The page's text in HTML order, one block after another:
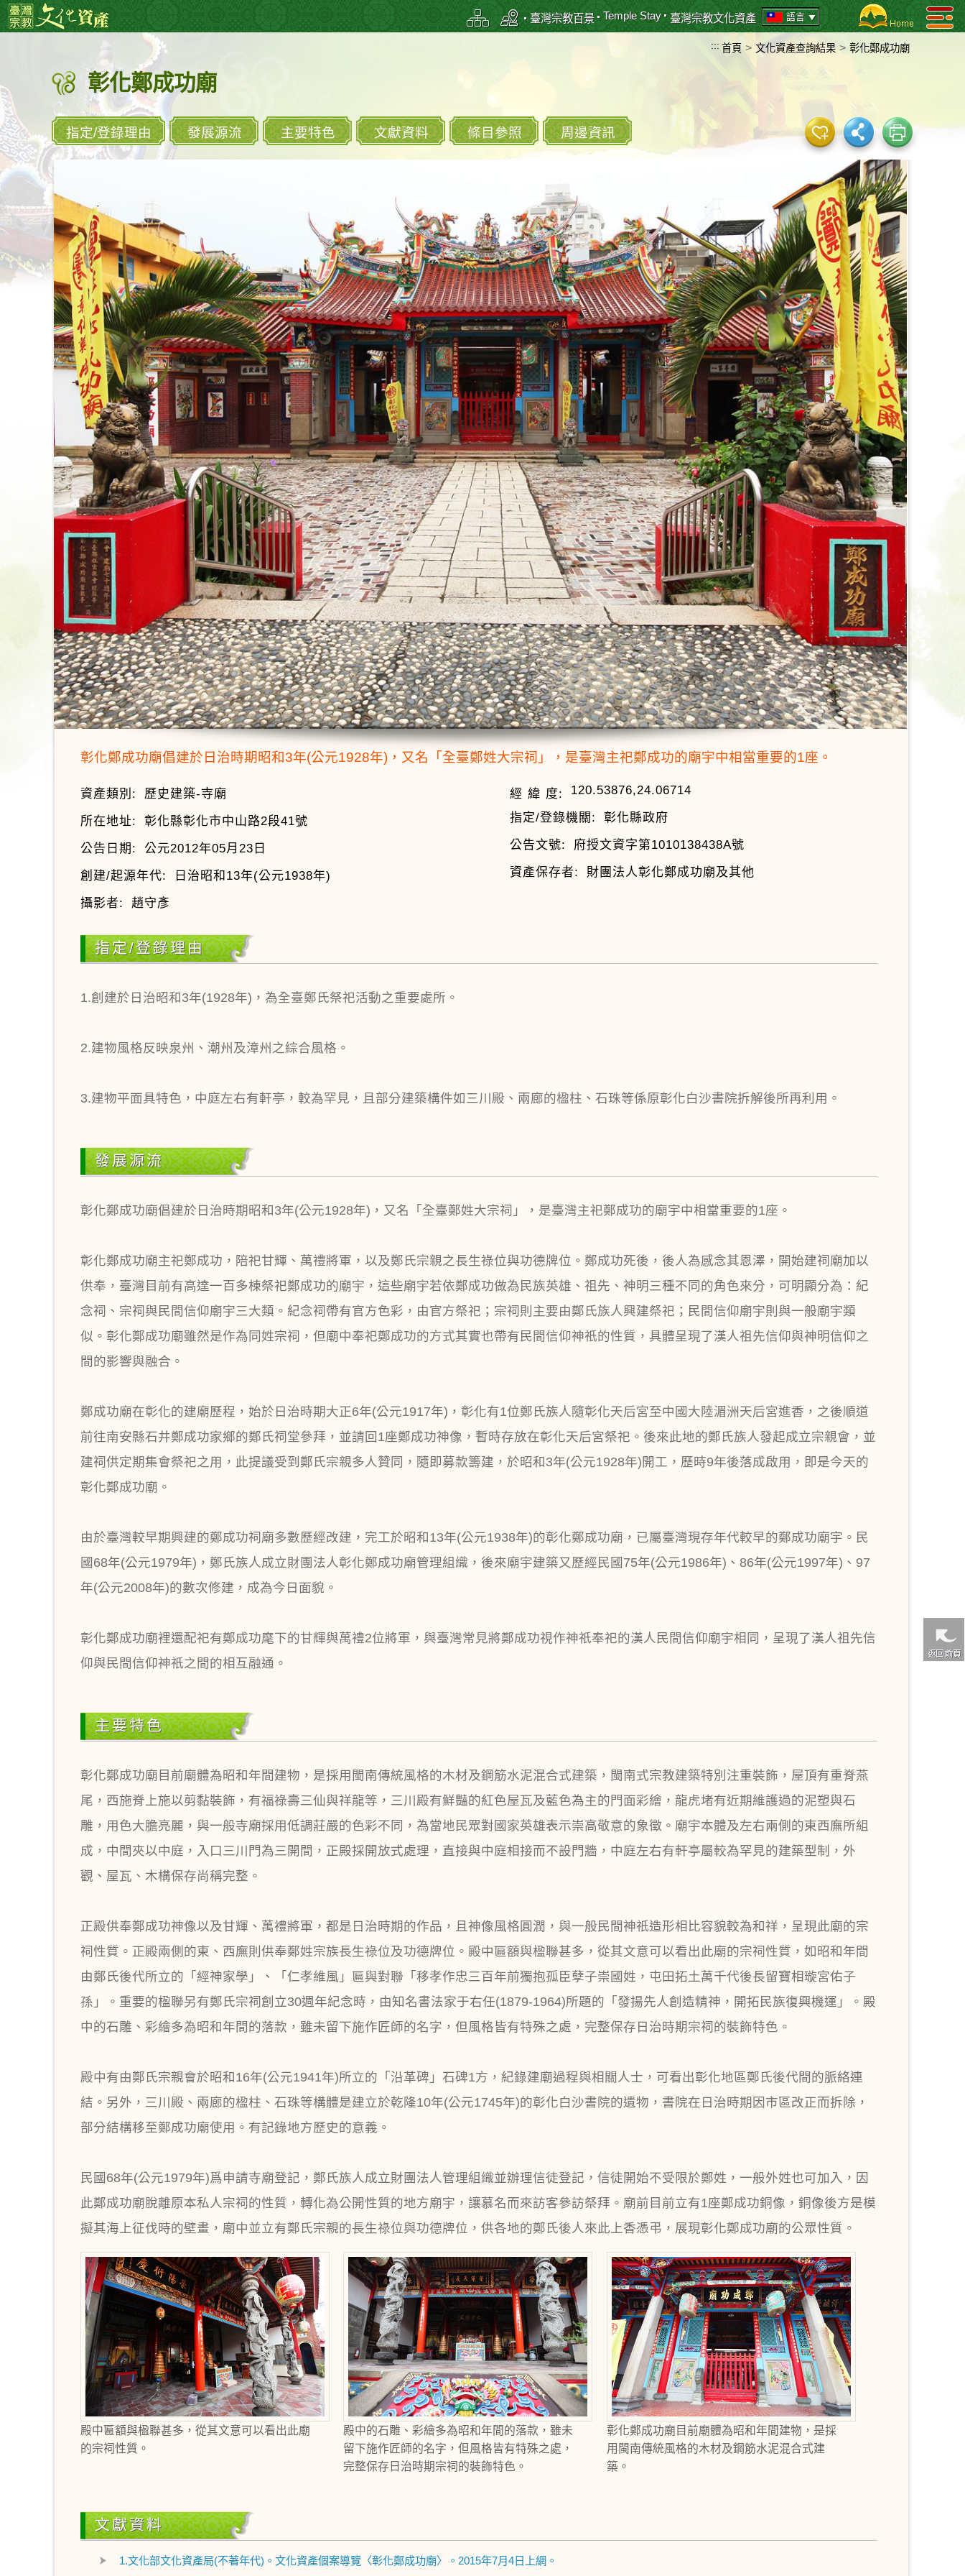
跳
到
容
區
塊
::: 臺灣宗教百景 Temple Stay 臺灣宗教文化資產 語言
::: 首頁 > 文化資產查詢結果 > 彰化鄭成功廟
彰化鄭成功廟
指定/登錄理由 發展源流 主要特色 文獻資料 條目參照 周邊資訊
彰化鄭成功廟倡建於日治時期昭和3年(公元1928年)，又名「全臺鄭姓大宗祠」，是臺灣主祀鄭成功的廟宇中相當重要的1座。
資產類別:
歷史建築-寺廟
所在地址:
彰化縣彰化市中山路2段41號
公告日期:
公元2012年05月23日
創建/起源年代:
日治昭和13年(公元1938年)
攝影者:
趙守彥
經 緯 度:
120.53876,24.06714
指定/登錄機關:
彰化縣政府
公告文號:
府授文資字第1010138438A號
資產保存者:
財團法人彰化鄭成功廟及其他
指定/登錄理由
1.創建於日治昭和3年(1928年)，為全臺鄭氏祭祀活動之重要處所。
2.建物風格反映泉州、潮州及漳州之綜合風格。
3.建物平面具特色，中庭左右有軒亭，較為罕見，且部分建築構件如三川殿、兩廊的楹柱、石珠等係原彰化白沙書院拆解後所再利用。
發展源流
彰化鄭成功廟倡建於日治時期昭和3年(公元1928年)，又名「全臺鄭姓大宗祠」，是臺灣主祀鄭成功的廟宇中相當重要的1座。
彰化鄭成功廟主祀鄭成功，陪祀甘輝、萬禮將軍，以及鄭氏宗親之長生祿位與功德牌位。鄭成功死後，後人為感念其恩澤，開始建祠廟加以
供奉，臺灣目前有高達一百多棟祭祀鄭成功的廟宇，這些廟宇若依鄭成功做為民族英雄、祖先、神明三種不同的角色來分，可明顯分為：紀
念祠、宗祠與民間信仰廟宇三大類。紀念祠帶有官方色彩，由官方祭祀；宗祠則主要由鄭氏族人興建祭祀；民間信仰廟宇則與一般廟宇類
似。彰化鄭成功廟雖然是作為同姓宗祠，但廟中奉祀鄭成功的方式其實也帶有民間信仰神祇的性質，具體呈現了漢人祖先信仰與神明信仰之
間的影響與融合。
鄭成功廟在彰化的建廟歷程，始於日治時期大正6年(公元1917年)，彰化有1位鄭氏族人隨彰化天后宮至中國大陸湄洲天后宮進香，之後順道
前往南安縣石井鄭成功家鄉的鄭氏祠堂參拜，並請回1座鄭成功神像，暫時存放在彰化天后宮祭祀。後來此地的鄭氏族人發起成立宗親會，並
建祠供定期集會祭祀之用，此提議受到鄭氏宗親多人贊同，隨即募款籌建，於昭和3年(公元1928年)開工，歷時9年後落成啟用，即是今天的
彰化鄭成功廟。
由於臺灣較早期興建的鄭成功祠廟多數歷經改建，完工於昭和13年(公元1938年)的彰化鄭成功廟，已屬臺灣現存年代較早的鄭成功廟宇。民
國68年(公元1979年)，鄭氏族人成立財團法人彰化鄭成功廟管理組織，後來廟宇建築又歷經民國75年(公元1986年)、86年(公元1997年)、97
年(公元2008年)的數次修建，成為今日面貌。
彰化鄭成功廟裡還配祀有鄭成功麾下的甘輝與萬禮2位將軍，與臺灣常見將鄭成功視作神祇奉祀的漢人民間信仰廟宇相同，呈現了漢人祖先信
仰與民間信仰神祇之間的相互融通。
主要特色
彰化鄭成功廟目前廟體為昭和年間建物，是採用閩南傳統風格的木材及鋼筋水泥混合式建築，閩南式宗教建築特別注重裝飾，屋頂有重脊燕
尾，西施脊上施以剪黏裝飾，有福祿壽三仙與祥龍等，三川殿有鮮豔的紅色屋瓦及藍色為主的門面彩繪，龍虎堵有近期維護過的泥塑與石
雕，用色大膽亮麗，與一般寺廟採用低調莊嚴的色彩不同，為當地民眾對國家英雄表示崇高敬意的象徵。廟宇本體及左右兩側的東西廡所組
成，中間夾以中庭，入口三川門為三開間，正殿採開放式處理，直接與中庭相接而不設門牆，中庭左右有軒亭屬較為罕見的建築型制，外
觀、屋瓦、木構保存尚稱完整。
正殿供奉鄭成功神像以及甘輝、萬禮將軍，都是日治時期的作品，且神像風格圓潤，與一般民間神祇造形相比容貌較為和祥，呈現此廟的宗
祠性質。正殿兩側的東、西廡則供奉鄭姓宗族長生祿位及功德牌位。殿中匾額與楹聯甚多，從其文意可以看出此廟的宗祠性質，如昭和年間
由鄭氏後代所立的「經神家學」、「仁孝維風」匾與對聯「移孝作忠三百年前獨抱孤臣孽子崇國姓，屯田拓土萬千代後長留寶相璇宮佑子
孫」。重要的楹聯另有鄭氏宗祠創立30週年紀念時，由知名書法家于右任(1879-1964)所題的「發揚先人創造精神，開拓民族復興機運」。殿
中的石雕、彩繪多為昭和年間的落款，雖未留下施作匠師的名字，但風格皆有特殊之處，完整保存日治時期宗祠的裝飾特色。
殿中有由鄭氏宗親會於昭和16年(公元1941年)所立的「沿革碑」石碑1方，紀錄建廟過程與相關人士，可看出彰化地區鄭氏後代間的脈絡連
結。另外，三川殿、兩廊的楹柱、石珠等構體是建立於乾隆10年(公元1745年)的彰化白沙書院的遺物，書院在日治時期因市區改正而拆除，
部分結構移至鄭成功廟使用。有記錄地方歷史的意義。
民國68年(公元1979年)爲申請寺廟登記，鄭氏族人成立財團法人管理組織並辦理信徒登記，信徒開始不受限於鄭姓，一般外姓也可加入，因
此鄭成功廟脫離原本私人宗祠的性質，轉化為公開性質的地方廟宇，讓慕名而來訪客參訪祭拜。廟前目前立有1座鄭成功銅像，銅像後方是模
擬其海上征伐時的壁畫，廟中並立有鄭氏宗親的長生祿位與功德牌位，供各地的鄭氏後人來此上香憑弔，展現彰化鄭成功廟的公眾性質。
殿中匾額與楹聯甚多，從其文意可以看出此廟
的宗祠性質。
殿中的石雕、彩繪多為昭和年間的落款，雖未
留下施作匠師的名字，但風格皆有特殊之處，
完整保存日治時期宗祠的裝飾特色。
彰化鄭成功廟目前廟體為昭和年間建物，是採
用閩南傳統風格的木材及鋼筋水泥混合式建
築。
文獻資料
1.文化部文化資產局(不著年代)。文化資產個案導覽〈彰化鄭成功廟〉。2015年7月4日上網。